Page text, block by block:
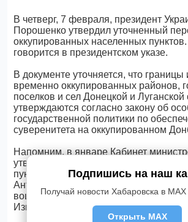
В четверг, 7 февраля, президент
Порошенко утвердил уточненный
оккупированных населенных
говорится в президентском указе.
В документе уточняется, что границы
временно оккупированных районов,
поселков и сел Донецкой и Луганской
утверждаются согласно закону об
государственной политики по
суверенитета на оккупированном
Напомним, в январе Кабинет
утвердил окончательный перечень
пунктов, где до мая 2018 года
Антитеррористическая операция. В
вошли вся Донецкая и Луганская
Изюмский район Харьковской области.
Подпишись на наш
Получай новости Хабаровска в MAX
Открыть MAX